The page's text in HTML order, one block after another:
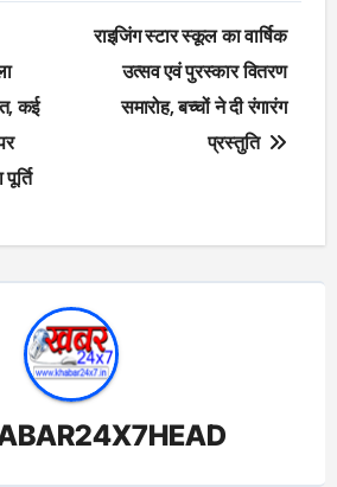
कई
राइजिंग स्टार स्कूल का वार्षिक
उत्सव एवं पुरस्कार वितरण
समारोह, बच्चों ने दी रंगारंग
प्रस्तुति